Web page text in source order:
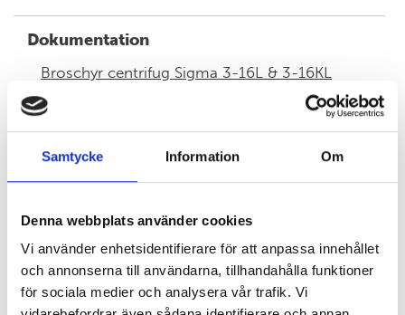
Samtycke Information Om
Denna webbplats använder cookies
Vi använder enhetsidentifierare för att anpassa innehållet
och annonserna till användarna, tillhandahålla funktioner
för sociala medier och analysera vår trafik. Vi
Dokumentation
Broschyr centrifug Sigma 3-16L & 3-16KL
EC declaration
KONTAKTA OSS HÄR